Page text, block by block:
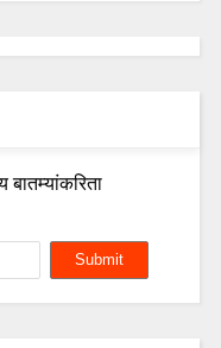
बातम्यांकरिता